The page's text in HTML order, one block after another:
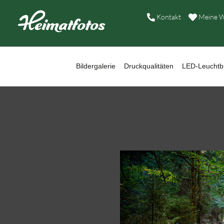
Kontakt Meine
Bildergalerie Druckqualitäten LED-